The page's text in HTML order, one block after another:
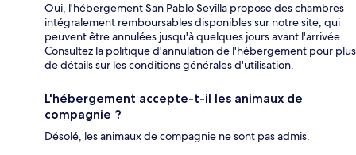
Oui, l'hébergement San Pablo Sevilla propose des chambres
intégralement remboursables disponibles sur notre site, qui
peuvent être annulées jusqu'à quelques jours avant l'arrivée.
Consultez la politique d'annulation de l'hébergement pour plus
de détails sur les conditions générales d'utilisation.
L'hébergement accepte-t-il les animaux de
compagnie ?
Désolé, les animaux de compagnie ne sont pas admis.